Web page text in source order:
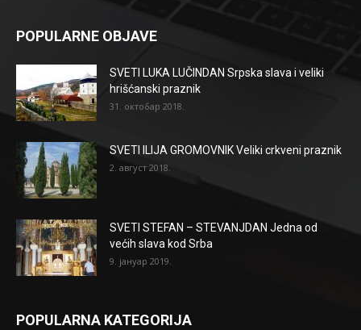
POPULARNE OBJAVE
SVETI LUKA LUČINDAN Srpska slava i veliki
hrišćanski praznik
31. октобар 2018.
SVETI ILIJA GROMOVNIK Veliki crkveni praznik
2. август 2018.
SVETI STEFAN – STEVANJDAN Jedna od
većih slava kod Srba
9. јануар 2019.
POPULARNA KATEGORIJA